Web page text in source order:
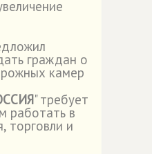
граждан о
камер
" требует
работать в
торговли и